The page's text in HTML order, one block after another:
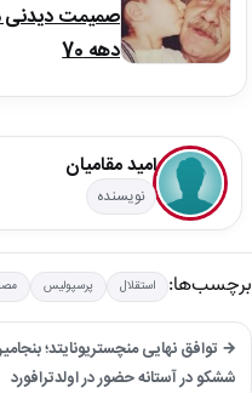
صمیمت دیدنی
دهه 70
امید مقامیان
نویسنده
برچسب‌ها: استقلال پرسپولیس
→ توافق نهایی منچستریونایتد؛
ششکو در آستانه حضور در اولدترافورد